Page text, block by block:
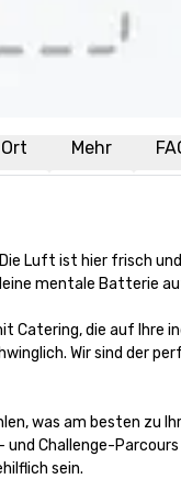
Ort Mehr
Luft ist hier frisch
mentale Batterie
die auf Ihre
Wir sind der
was am besten zu
Challenge-
sein.